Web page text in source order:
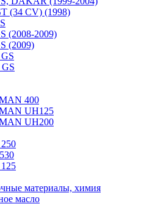
(34 CV) (1998)
(2008-2009)
(2009)
400
UH125
UH200
материалы, химия
масло